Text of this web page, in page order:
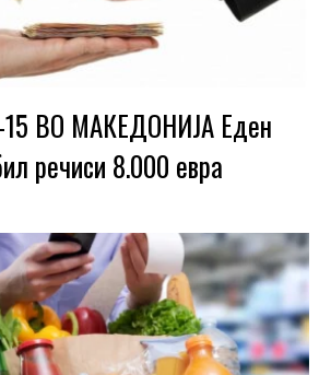
ВО МАКЕДОНИЈА Еден
речиси 8.000 евра